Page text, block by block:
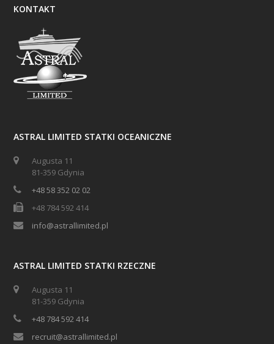
KONTAKT
ASTRAL LIMITED STATKI OCEANICZNE
Augusta 11
81-359 Gdynia
+48 58 352 02 02
+48 784 592 414
info@astrallimited.pl
ASTRAL LIMITED STATKI RZECZNE
Augusta 11
81-359 Gdynia
+48 784 592 414
recruit@astrallimited.pl